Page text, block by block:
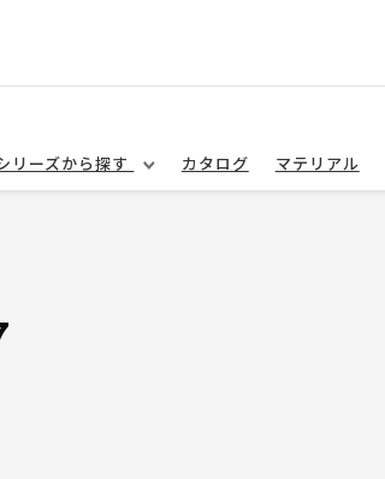
リーズから探す カタログ マテリアル